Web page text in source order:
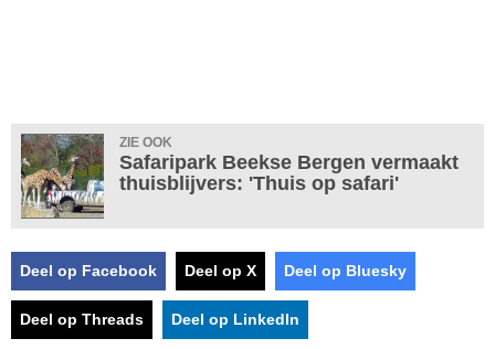
ZIE OOK
Safaripark Beekse Bergen vermaakt
thuisblijvers: 'Thuis op safari'
Deel op Facebook Deel op X Deel op Bluesky
Deel op Threads Deel op LinkedIn